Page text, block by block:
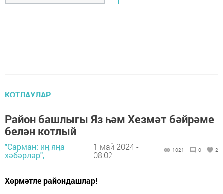
КОТЛАУЛАР
Район башлыгы Яз һәм Хезмәт бәйрәме
белән котлый
"Сарман: иң яңа
хәбәрләр",
1 май 2024 -
08:02
1021 0 2
Хөрмәтле райондашлар!